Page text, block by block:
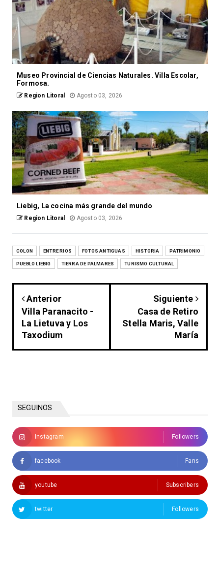
Museo Provincial de Ciencias Naturales. Villa Escolar,
Formosa.
Region Litoral Agosto 03, 2026
Liebig, La cocina más grande del mundo
Region Litoral Agosto 03, 2026
COLON ENTRE RIOS FOTOS ANTIGUAS HISTORIA PATRIMONIO
PUEBLO LIEBIG TIERRA DE PALMARES TURISMO CULTURAL
Anterior
Villa Paranacito -
La Lietuva y Los
Taxodium
Siguiente
Casa de Retiro
Stella Maris, Valle
María
SEGUINOS
Instagram Followers
facebook Fans
youtube Subscribers
twitter Followers